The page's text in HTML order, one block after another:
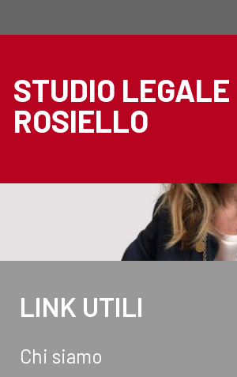
STUDIO LEGALE
ROSIELLO
LINK UTILI
Chi siamo